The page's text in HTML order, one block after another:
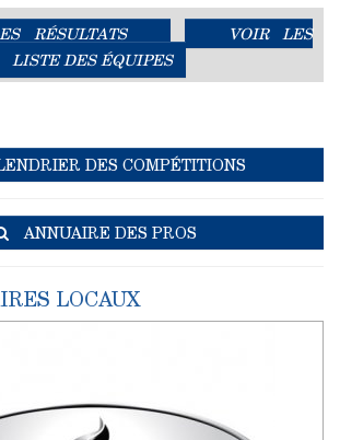
RÉSULTATS
VOIR LES
LISTE DES ÉQUIPES
DES COMPÉTITIONS
ANNUAIRE DES PROS
LOCAUX